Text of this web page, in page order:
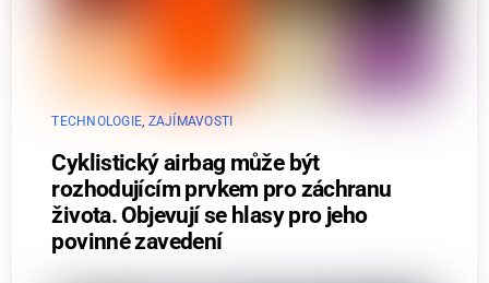
TECHNOLOGIE, ZAJÍMAVOSTI
Cyklistický airbag může být
rozhodujícím prvkem pro záchranu
života. Objevují se hlasy pro jeho
povinné zavedení